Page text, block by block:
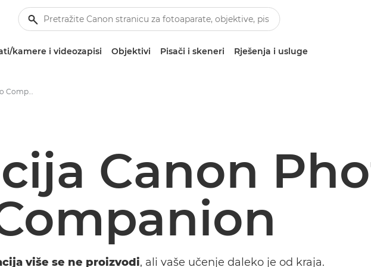
kamere i videozapisi Objektivi Pisači i skeneri Rješenja i usluge
Aplikacija Canon Photo Companion
Canon
više se ne proizvodi, ali vaše učenje daleko je od kraja.